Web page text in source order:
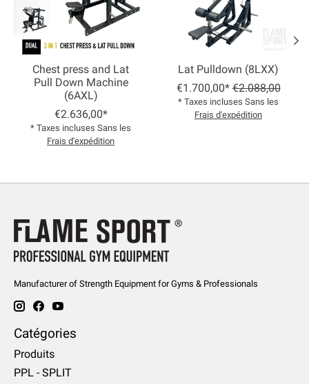
Chest press and Lat
Pull Down Machine
(6AXL)
€2.636,00*
* Taxes incluses Sans les
Frais d'expédition
Lat Pulldown (8LXX)
€1.700,00* €2.088,00
* Taxes incluses Sans les
Frais d'expédition
Manufacturer of Strength Equipment for Gyms & Professionals
Catégories
Produits
PPL - SPLIT